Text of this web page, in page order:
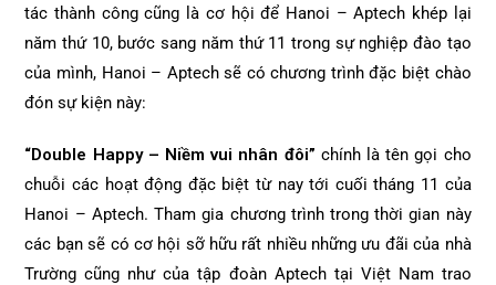
tác thành công cũng là cơ hội để Hanoi – Aptech khép lại
năm thứ 10, bước sang năm thứ 11 trong sự nghiệp đào tạo
của mình, Hanoi – Aptech sẽ có chương trình đặc biệt chào
đón sự kiện này:
“Double Happy – Niềm vui nhân đôi” chính là tên gọi cho
chuỗi các hoạt động đặc biệt từ nay tới cuối tháng 11 của
Hanoi – Aptech. Tham gia chương trình trong thời gian này
các bạn sẽ có cơ hội sỡ hữu rất nhiều những ưu đãi của nhà
Trường cũng như của tập đoàn Aptech tại Việt Nam trao